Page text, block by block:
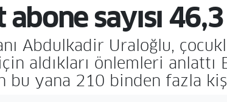
sayısı
Abdulkadir Uraloğlu,
aldıkları önlemleri
bu yana 210 binden fazla